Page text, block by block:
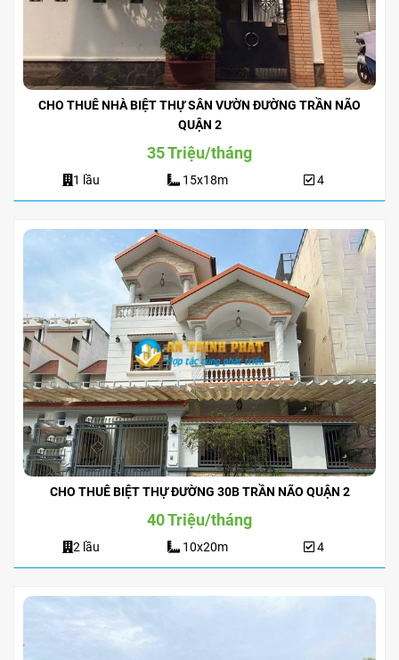
CHO THUÊ NHÀ BIỆT THỰ SÂN VƯỜN ĐƯỜNG TRẦN NÃO
QUẬN 2
35 Triệu/tháng
1 lầu 15x18m 4
CHO THUÊ BIỆT THỰ ĐƯỜNG 30B TRẦN NÃO QUẬN 2
40 Triệu/tháng
2 lầu 10x20m 4